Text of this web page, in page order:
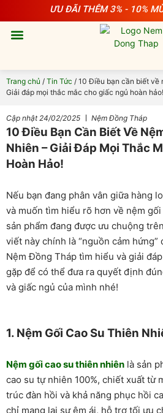
ƯU ĐÃI THÊM 3% - 10%
Trang chủ / Tin Tức / 10 Điều bạn cần biết về
Giải đáp mọi thắc mắc cho giấc ngủ hoàn hảo!
Cập nhật 24/02/2025 Nệm Đồng Tháp
10 Điều Bạn Cần Biết Về
Nhiên – Giải Đáp Mọi Thắc
Hoàn Hảo!
Nếu bạn đang phân vân giữa hàng
và muốn tìm hiểu rõ hơn về nệm
sản phẩm đang được ưu chuộng
viết này chính là “nguồn cảm hứng”
Nệm Đồng Tháp tìm hiểu và giải
gặp để có thể đưa ra quyết định
và giấc ngủ của mình nhé!
1. Nệm Gối Cao Su Thiên
Nệm gối cao su thiên nhiên là sản
cao su tự nhiên 100%, chiết xuất từ
trúc đàn hồi và khả năng phục hồi
chỉ mang lại sự êm ái, hỗ trợ tối ưu